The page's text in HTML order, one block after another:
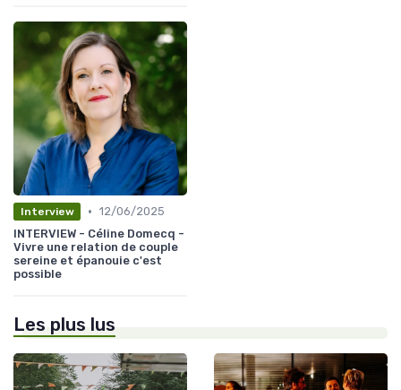
Interview • 12/06/2025
INTERVIEW - Céline Domecq -
Vivre une relation de couple
sereine et épanouie c'est
possible
Les plus lus